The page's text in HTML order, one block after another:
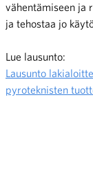
vähentämiseen ja
ja tehostaa jo
Lue lausunto:
Lausunto
pyroteknisten